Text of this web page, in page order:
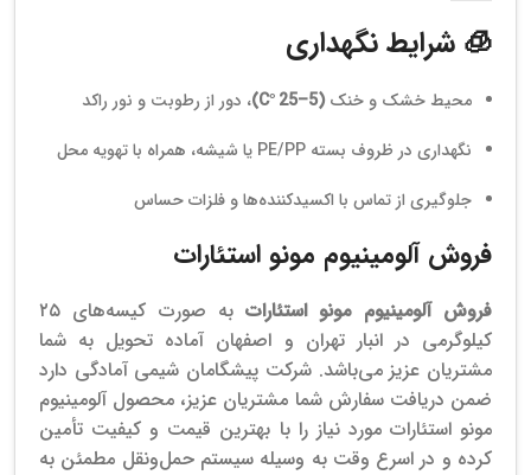
🧊 شرایط نگهداری
محیط خشک و خنک(5–25 °C)
، دور از رطوبت و نور راکد
نگهداری در ظروف بسته PE/PP یا شیشه، همراه با تهویه محل
جلوگیری از تماس با اکسیدکننده‌ها و فلزات حساس
فروش آلومینیوم مونو استئارات
فروش آلومینیوم مونو استئارات
به صورت کیسه‌های ۲۵
کیلوگرمی در انبار تهران و اصفهان آماده تحویل به شما
مشتریان عزیز می‌باشد.شرکت پیشگامان شیمی آمادگی دارد
ضمن دریافت سفارش‌ شما مشتریان عزیز، محصول آلومینیوم
مونو استئارات مورد نیاز را با بهترین قیمت و کیفیت تأمین
کرده و در اسرع وقت به وسیله سیستم حمل‌ونقل مطمئن به